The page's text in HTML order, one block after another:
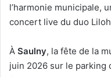
l’harmonie municipale,
concert live du duo
À Saulny, la fête de la
juin 2026 sur le parking